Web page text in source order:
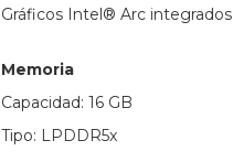
Gráficos Intel® Arc integrados
Memoria
Capacidad: 16 GB
Tipo: LPDDR5x